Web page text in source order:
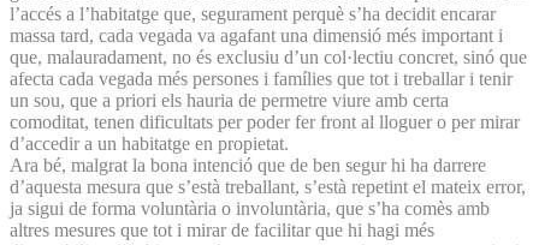
l’accés a l’habitatge que, segurament perquè s’ha decidit encarar
massa tard, cada vegada va agafant una dimensió més important i
que, malauradament, no és exclusiu d’un col·lectiu concret, sinó que
afecta cada vegada més persones i famílies que tot i treballar i tenir
un sou, que a priori els hauria de permetre viure amb certa
comoditat, tenen dificultats per poder fer front al lloguer o per mirar
d’accedir a un habitatge en propietat.
Ara bé, malgrat la bona intenció que de ben segur hi ha darrere
d’aquesta mesura que s’està treballant, s’està repetint el mateix error,
ja sigui de forma voluntària o involuntària, que s’ha comès amb
altres mesures que tot i mirar de facilitar que hi hagi més